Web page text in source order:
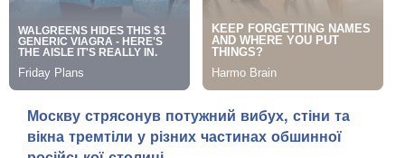
Москву стрясонув потужний вибух, стіни та
вікна тремтіли у різних частинах обшинної